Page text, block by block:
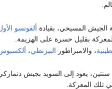
الجيش المسيحي، بقيادة ألفونسو
بقليل حسرة على الهزيمة.
، والامبراطور البيزنطي،
يعود إلى السويد بجيش
المعركة.